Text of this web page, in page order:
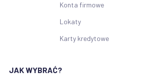
Konta firmowe
Lokaty
Karty kredytowe
JAK WYBRAĆ?